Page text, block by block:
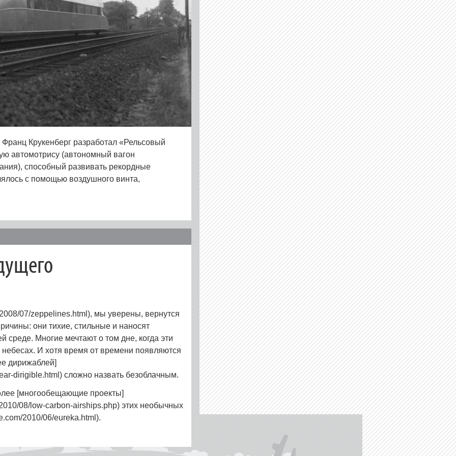
Крукенберг разработал «Рельсовый
автомотрису (автономный вагон
способный развивать рекордные
с помощью воздушного винта,
07/zeppelines.html), мы уверены, вернутся
они тихие, стильные и наносят
Многие мечтают о том дне, когда эти
небесах. И хотя время от времени появляются
дирижаблей]
dirigible.html) сложно назвать безоблачным.
[многообещающие проекты]
08/low-carbon-airships.php) этих необычных
2010/06/eureka.html).